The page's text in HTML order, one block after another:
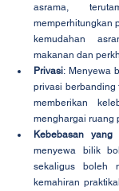
asrama,
memperhitungkan
kemudahan
makanan dan
Privasi: Menyewa
privasi berbanding
memberikan
menghargai ruang
Kebebasan
menyewa bilik
sekaligus boleh
kemahiran